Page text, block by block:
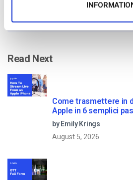
10 GB of bandwidth
Read Next
Come trasmettere in
Apple in 6 semplici
by Emily Krings
August 5, 2026